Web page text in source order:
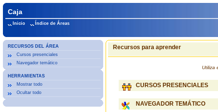
Caja
Inicio Índice de Áreas
RECURSOS DEL ÁREA
Cursos presenciales
Navegador temático
HERRAMIENTAS
Mostrar todo
Ocultar todo
Recursos para aprender
Utiliza
CURSOS PRESENCIALES
NAVEGADOR TEMÁTICO